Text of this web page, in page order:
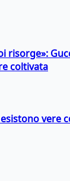
risorge»:
coltivata
vere